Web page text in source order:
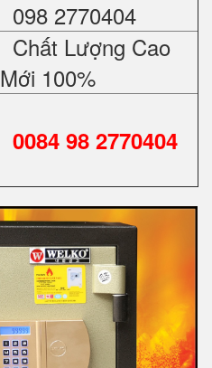
098 2770404
Chất Lượng Cao
Mới 100%
0084 98 2770404